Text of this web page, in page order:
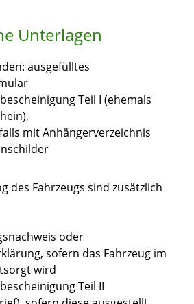
Unterlagen
ausgefülltes
Teil I (ehemals
mit Anhängerverzeichnis
des Fahrzeugs sind zusätzlich
oder
sofern das Fahrzeug im
wird
Teil II